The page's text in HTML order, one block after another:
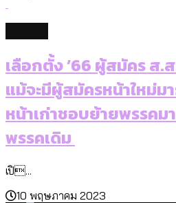
เลือกตั้ง ’66 ผู้สมัคร ส.
แม้จะมีผู้สมัครหน้าใหม่
หน้าเก่าชอบย้ายพรรคม
พรรคเดิม
เปิ...
10 พฤษภาคม 2023